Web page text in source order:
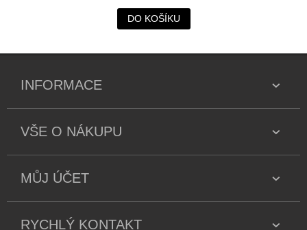
DO KOŠÍKU
INFORMACE
VŠE O NÁKUPU
MŮJ ÚČET
RYCHLÝ KONTAKT